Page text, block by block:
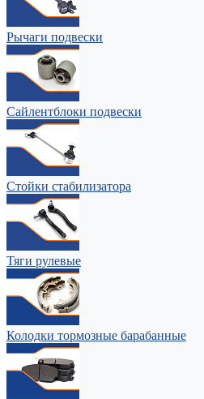
Рычаги подвески
Сайлентблоки подвески
Стойки стабилизатора
Тяги рулевые
Колодки тормозные барабанные